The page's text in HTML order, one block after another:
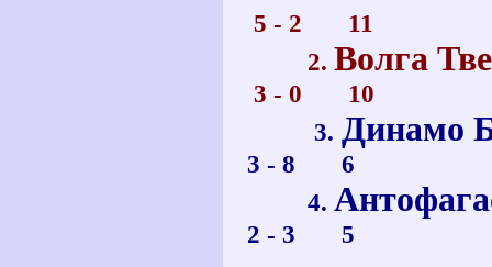
5 - 2 11
2. Волга
3 - 0 10
3.
3 - 8 6
4.
2 - 3 5